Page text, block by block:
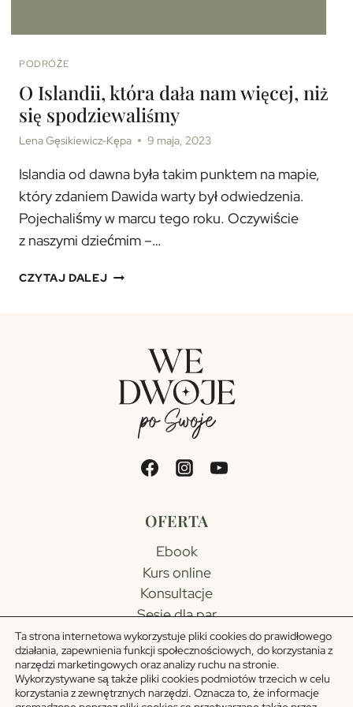
PODRÓŻE
O Islandii, która dała nam więcej, niż
się spodziewaliśmy
Lena Gęsikiewicz-Kępa 9 maja, 2023
Islandia od dawna była takim punktem na mapie,
który zdaniem Dawida warty był odwiedzenia.
Pojechaliśmy w marcu tego roku. Oczywiście
z naszymi dziećmim –…
CZYTAJ DALEJO ISLANDII,
SIĘ SPODZIEWALIŚMY
OFERTA
Ebook
Kurs online
Konsultacje
Sesje dla par
SKLEP
Moje konto
Ta strona internetowa wykorzystuje pliki cookies do prawidłowego
działania, zapewnienia funkcji społecznościowych, do korzystania z
narzędzi marketingowych oraz analizy ruchu nastronie.
Wykorzystywane są także pliki cookies podmiotów trzecich w celu
korzystania z zewnętrznych narzędzi. Oznacza to, że informacje